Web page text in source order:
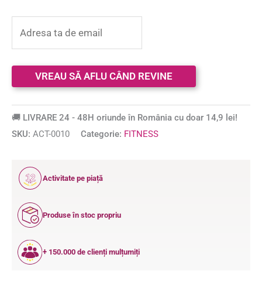
🚚 LIVRARE 24 - 48H oriunde în România cu doar 14,9 lei!
SKU: ACT-0010 Categorie: FITNESS
12
ANI
Activitate pe piață
Produse în stoc propriu
+ 150.000 de clienți mulțumiți